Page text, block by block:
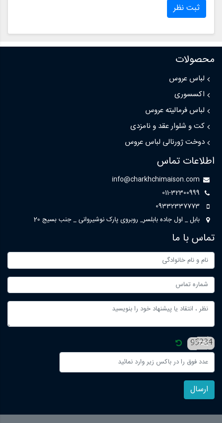
ثبت نظر
محصولات
لباس عروس
اکسسوری
لباس فرمالیته عروس
کت و شلوار عقد و نامزدی
دوخت ژورنالی لباس عروس
اطلاعات تماس
info@charkhchimaison.com
011-32300999
09332337773
بابل _ اول جاده بابلسر_ روبروی پارک نوشیروانی _ جنب بسیج 20
تماس با ما
ارسال